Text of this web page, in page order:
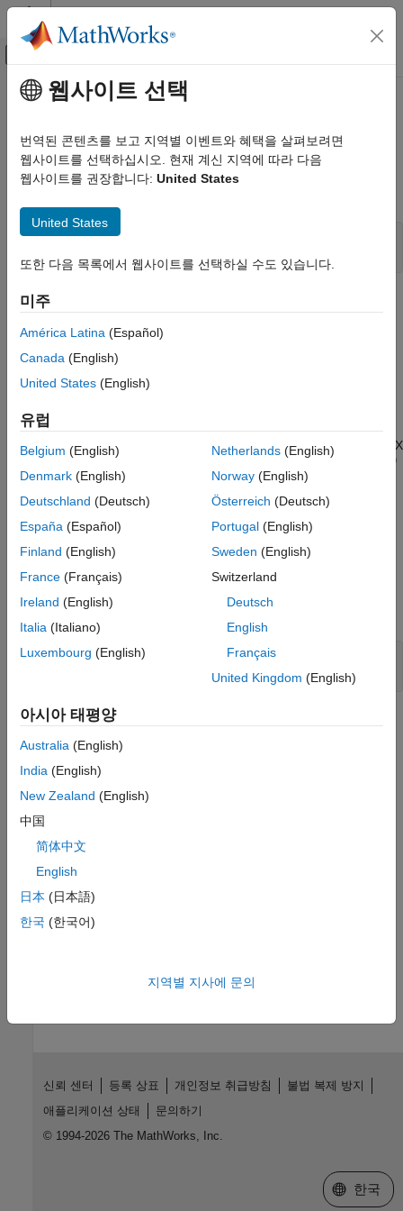
콘텐츠로 바로 가기
오프캔버스 탐색 메뉴 토글
문서 홈
External Language Interfaces
C with MATLAB
mxCreateLogicalScalar (C)
Arguments
Description
Version History
See Also
주요 콘텐츠
mxCreateLogicalScalar (C)
Scalar, logical array
#include "matrix.h"
Arguments
value
Logical value to which you want to initialize the array
Returns
Pointer to the created
(non-MEX file) application, returnsNULL . If unsuccessful in a MEX
®
prompt. The function is unsuccessful when there is not enough
free heap space to create the
mxArray.
Description
CallmxCreateLogicalScalar to create a scalar logical
the following code:
pa = mxCreateLogicalMatrix(1, 1);
*mxGetLogicals(pa) = value;
When you finish using the
destroy it.
Version History
See Also
mxIsLogicalScalar
mxDestroyArray
웹사이트 선택
번역된 콘텐츠를 보고 지역별 이벤트와 혜택을 살펴보려면
웹사이트를 선택하십시오. 현재 계신 지역에 따라 다음
웹사이트를 권장합니다: United States
United States
또한 다음 목록에서 웹사이트를 선택하실 수도 있습니다.
미주
América Latina (Español)
Canada (English)
United States (English)
유럽
Belgium (English)
Denmark (English)
Deutschland (Deutsch)
España (Español)
Finland (English)
France (Français)
Ireland (English)
Italia (Italiano)
Luxembourg (English)
Netherlands(English)
Norway(English)
Österreich (Deutsch)
Portugal(English)
Sweden (English)
Switzerland
Deutsch
English
Français
United Kingdom (English)
아시아 태평양
Australia (English)
India (English)
New Zealand (English)
中国
简体中文
English
日本 (日本語)
한국 (한국어)
지역별 지사에 문의
신뢰 센터 등록 상표 개인정보 취급방침
불법 복제 방지
애플리케이션 상태
문의하기
© 1994-2026 The MathWorks, Inc.
웹사이트
한국